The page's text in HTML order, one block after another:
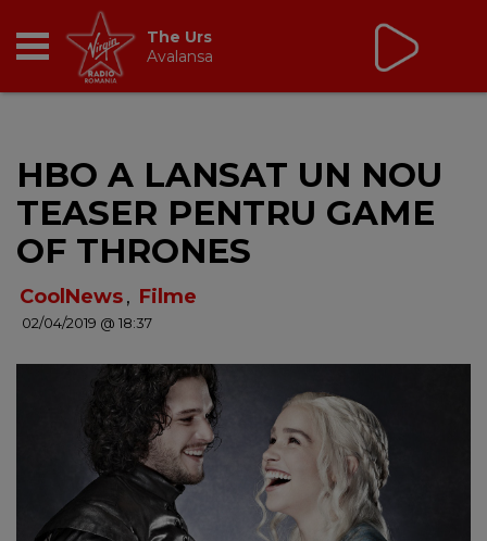
BREAKFAST
TIC TALK
CÂȘTIGĂ
DANCEFLOOR CHART
RADIO ACADEMY
NEWS
Virgin Radio Music
00:00 - 08:00
HBO A LANSAT UN NOU
TEASER PENTRU GAME
OF THRONES
CoolNews, Filme
02/04/2019 @ 18:37